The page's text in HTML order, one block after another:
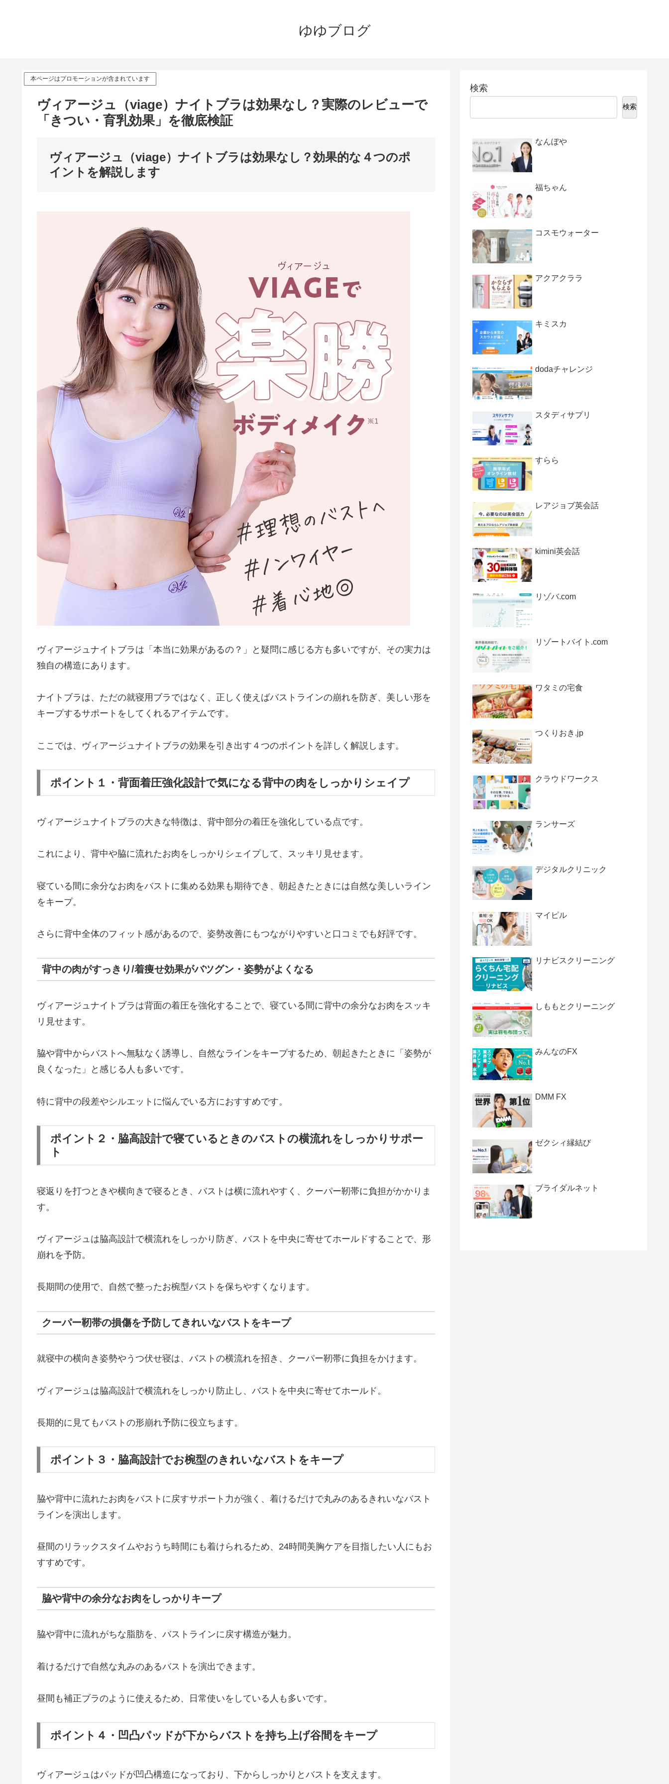
ゆゆブログ
本ページはプロモーションが含まれています
ヴィアージュ（viage）ナイトブラは効果なし？実際のレビューで
「きつい・育乳効果」を徹底検証
ヴィアージュ（viage）ナイトブラは効果なし？効果的な４つのポ
イントを解説します
ヴィアージュナイトブラは「本当に効果があるの？」と疑問に感じる方も多いですが、その実力は
独自の構造にあります。
ナイトブラは、ただの就寝用ブラではなく、正しく使えばバストラインの崩れを防ぎ、美しい形を
キープするサポートをしてくれるアイテムです。
ここでは、ヴィアージュナイトブラの効果を引き出す４つのポイントを詳しく解説します。
ポイント１・背面着圧強化設計で気になる背中の肉をしっかりシェイプ
ヴィアージュナイトブラの大きな特徴は、背中部分の着圧を強化している点です。
これにより、背中や脇に流れたお肉をしっかりシェイプして、スッキリ見せます。
寝ている間に余分なお肉をバストに集める効果も期待でき、朝起きたときには自然な美しいライン
をキープ。
さらに背中全体のフィット感があるので、姿勢改善にもつながりやすいと口コミでも好評です。
背中の肉がすっきり/着痩せ効果がバツグン・姿勢がよくなる
ヴィアージュナイトブラは背面の着圧を強化することで、寝ている間に背中の余分なお肉をスッキ
リ見せます。
脇や背中からバストへ無駄なく誘導し、自然なラインをキープするため、朝起きたときに「姿勢が
良くなった」と感じる人も多いです。
特に背中の段差やシルエットに悩んでいる方におすすめです。
ポイント２・脇高設計で寝ているときのバストの横流れをしっかりサポー
ト
寝返りを打つときや横向きで寝るとき、バストは横に流れやすく、クーパー靭帯に負担がかかりま
す。
ヴィアージュは脇高設計で横流れをしっかり防ぎ、バストを中央に寄せてホールドすることで、形
崩れを予防。
長期間の使用で、自然で整ったお椀型バストを保ちやすくなります。
クーパー靭帯の損傷を予防してきれいなバストをキープ
就寝中の横向き姿勢やうつ伏せ寝は、バストの横流れを招き、クーパー靭帯に負担をかけます。
ヴィアージュは脇高設計で横流れをしっかり防止し、バストを中央に寄せてホールド。
長期的に見てもバストの形崩れ予防に役立ちます。
ポイント３・脇高設計でお椀型のきれいなバストをキープ
脇や背中に流れたお肉をバストに戻すサポート力が強く、着けるだけで丸みのあるきれいなバスト
ラインを演出します。
昼間のリラックスタイムやおうち時間にも着けられるため、24時間美胸ケアを目指したい人にもお
すすめです。
脇や背中の余分なお肉をしっかりキープ
脇や背中に流れがちな脂肪を、バストラインに戻す構造が魅力。
着けるだけで自然な丸みのあるバストを演出できます。
昼間も補正ブラのように使えるため、日常使いをしている人も多いです。
ポイント４・凹凸パッドが下からバストを持ち上げ谷間をキープ
ヴィアージュはパッドが凹凸構造になっており、下からしっかりとバストを支えます。
検索
検索
なんぼや
福ちゃん
コスモウォーター
アクアクララ
キミスカ
dodaチャレンジ
スタディサプリ
すらら
レアジョブ英会話
kimini英会話
リゾバ.com
リゾートバイト.com
ワタミの宅食
つくりおき.jp
クラウドワークス
ランサーズ
デジタルクリニック
マイピル
リナビスクリーニング
しももとクリーニング
みんなのFX
DMM FX
ゼクシィ縁結び
ブライダルネット